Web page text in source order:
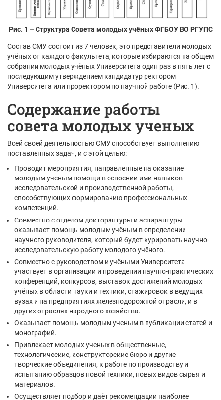
Рис. 1 – Структура Совета молодых учёных ФГБОУ ВО РГУПС
Состав СМУ состоит из 7 человек, это представители молодых
учёных от каждого факультета, которые избираются на общем
собрании молодых учёных Университета один раз в пять лет с
последующим утверждением кандидатур ректором
Университета или проректором по научной работе (Рис. 1).
Содержание работы
совета молодых ученых
Всей своей деятельностью СМУ способствует выполнению
поставленных задач, и с этой целью:
Проводит мероприятия, направленные на оказание
молодым ученым помощи в освоении ими навыков
исследовательской и производственной работы,
способствующих формированию профессиональных
компетенций.
Совместно с отделом докторантуры и аспирантуры
оказывает помощь молодым учёным в определении
научного руководителя, который будет курировать научно-
исследовательскую работу молодого учёного.
Совместно с руководством и учёными Университета
участвует в организации и проведении научно-практических
конференций, конкурсов, выставок достижений молодых
учёных в области науки и техники, стажировок в ведущих
вузах и на предприятиях железнодорожной отрасли, и в
других отраслях народного хозяйства.
Оказывает помощь молодым ученым в публикации статей и
монографий.
Привлекает молодых ученых в общественные,
технологические, конструкторские бюро и другие
творческие объединения, к работе по производству и
испытанию образцов новой техники, новых видов сырья и
материалов.
Осуществляет подбор и даёт рекомендации наиболее